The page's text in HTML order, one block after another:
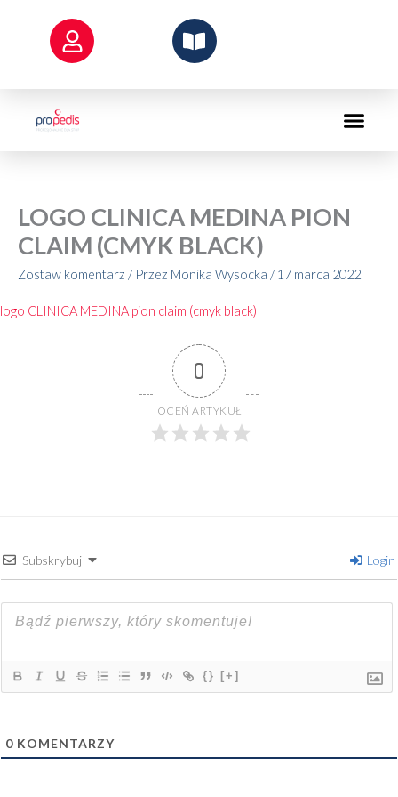
LOGO CLINICA MEDINA PION
CLAIM (CMYK BLACK)
Zostaw komentarz / Przez Monika Wysocka / 17 marca 2022
logo CLINICA MEDINA pion claim (cmyk black)
0
OCEŃ ARTYKUŁ
Subskrybuj Login
{} [+]
0 KOMENTARZY